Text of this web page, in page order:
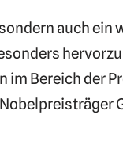
auch
im Bereich